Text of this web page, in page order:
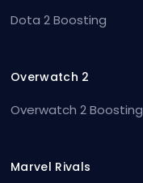
Dota 2 Boosting
Overwatch 2
Overwatch 2 Boosting
Marvel Rivals